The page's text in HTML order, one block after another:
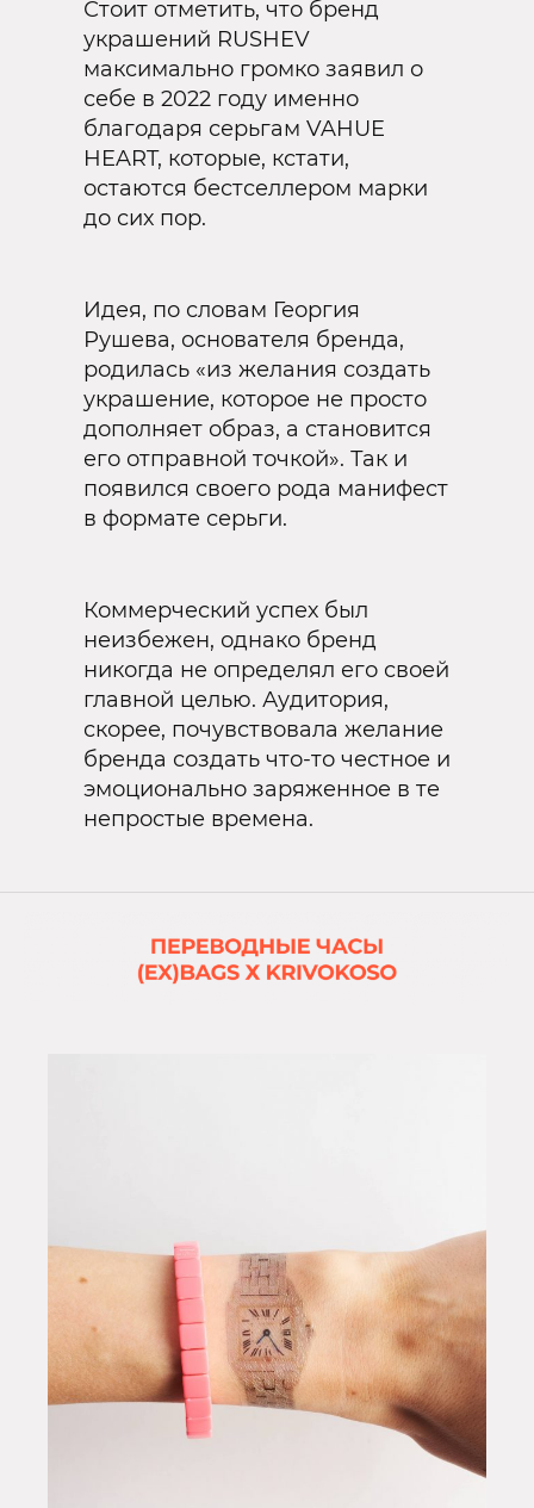
Стоит отметить, что бренд
украшений RUSHEV
максимально громко заявил о
себе в 2022 году именно
благодаря серьгам VAHUE
HEART, которые, кстати,
остаются бестселлером марки
до сих пор.
Идея, по словам Георгия
Рушева, основателя бренда,
родилась «из желания создать
украшение, которое не просто
дополняет образ, а становится
его отправной точкой». Так и
появился своего рода манифест
в формате серьги.
Коммерческий успех был
неизбежен, однако бренд
никогда не определял его своей
главной целью. Аудитория,
скорее, почувствовала желание
бренда создать что-то честное и
эмоционально заряженное в те
непростые времена.